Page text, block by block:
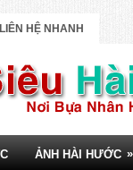
LIÊN HỆ NHANH
ẢNH HÀI HƯỚC »